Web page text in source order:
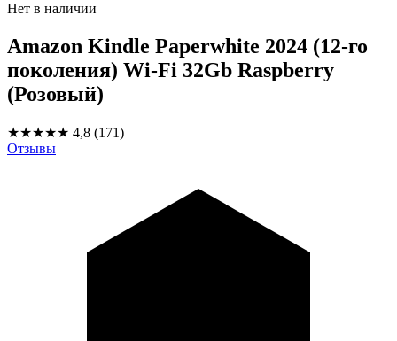
Нет в наличии
Amazon Kindle Paperwhite 2024 (12-го
поколения) Wi-Fi 32Gb Raspberry
(Розовый)
★★★★★ 4,8 (171)
Отзывы